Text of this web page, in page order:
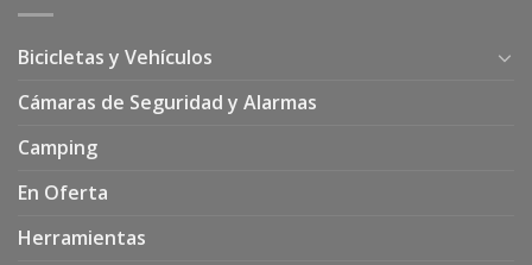
Bicicletas y Vehículos
Cámaras de Seguridad y Alarmas
Camping
En Oferta
Herramientas